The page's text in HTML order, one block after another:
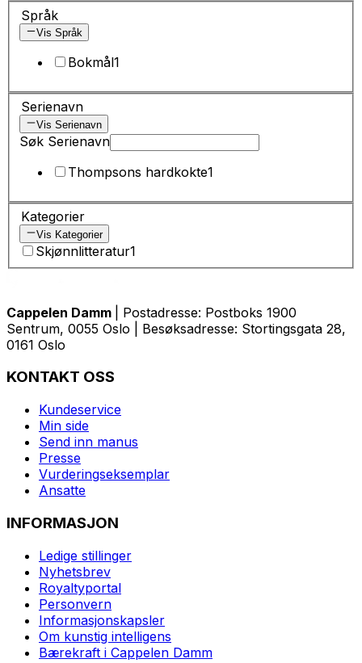
Språk
Vis Språk
Bokmål1
Serienavn
Vis Serienavn
Søk Serienavn
Thompsons hardkokte1
Kategorier
Vis Kategorier
Skjønnlitteratur1
Cappelen Damm
| Postadresse: Postboks 1900
Sentrum, 0055 Oslo | Besøksadresse: Stortingsgata 28,
0161 Oslo
KONTAKT OSS
Kundeservice
Min side
Send inn manus
Presse
Vurderingseksemplar
Ansatte
INFORMASJON
Ledige stillinger
Nyhetsbrev
Royaltyportal
Personvern
Informasjonskapsler
Om kunstig intelligens
Bærekraft i Cappelen Damm